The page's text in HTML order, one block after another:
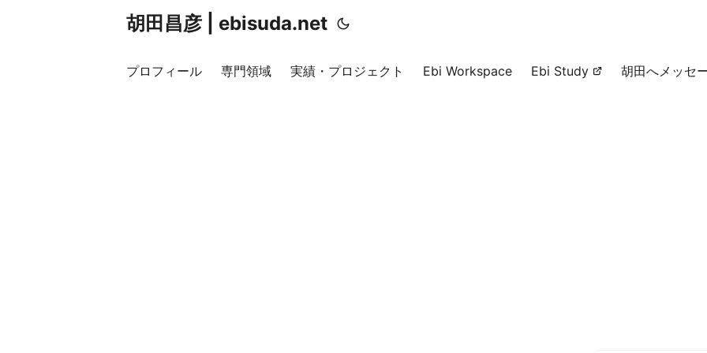
胡田昌彦 | ebisuda.net
プロフィール 専門領域 実績・プロジェクト Ebi Workspace Ebi Study 胡田へメッセ